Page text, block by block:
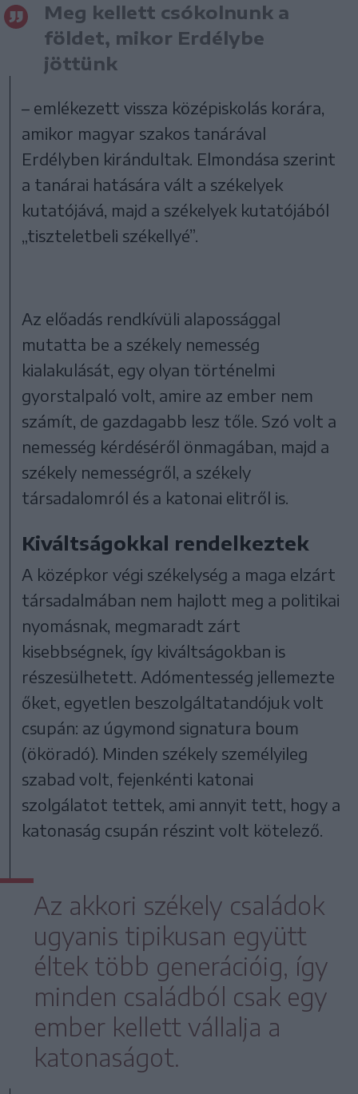
Meg kellett csókolnunk a
földet, mikor Erdélybe
jöttünk
– emlékezett vissza középiskolás korára,
amikor magyar szakos tanárával
Erdélyben kirándultak. Elmondása szerint
a tanárai hatására vált a székelyek
kutatójává, majd a székelyek kutatójából
„tiszteletbeli székellyé”.
Az előadás rendkívüli alapossággal
mutatta be a székely nemesség
kialakulását, egy olyan történelmi
gyorstalpaló volt, amire az ember nem
számít, de gazdagabb lesz tőle. Szó volt a
nemesség kérdéséről önmagában, majd a
székely nemességről, a székely
társadalomról és a katonai elitről is.
Kiváltságokkal rendelkeztek
A középkor végi székelység a maga elzárt
társadalmában nem hajlott meg a politikai
nyomásnak, megmaradt zárt
kisebbségnek, így kiváltságokban is
részesülhetett. Adómentesség jellemezte
őket, egyetlen beszolgáltatandójuk volt
csupán: az úgymond signatura boum
(ököradó). Minden székely személyileg
szabad volt, fejenkénti katonai
szolgálatot tettek, ami annyit tett, hogy a
katonaság csupán részint volt kötelező.
Az akkori székely családok
ugyanis tipikusan együtt
éltek több generációig, így
minden családból csak egy
ember kellett vállalja a
katonaságot.